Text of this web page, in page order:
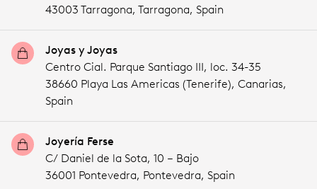
43003 Tarragona, Tarragona, Spain
Joyas y Joyas
Centro Cial. Parque Santiago III, loc. 34-35
38660 Playa Las Americas (Tenerife), Canarias,
Spain
Joyería Ferse
C/ Daniel de la Sota, 10 – Bajo
36001 Pontevedra, Pontevedra, Spain